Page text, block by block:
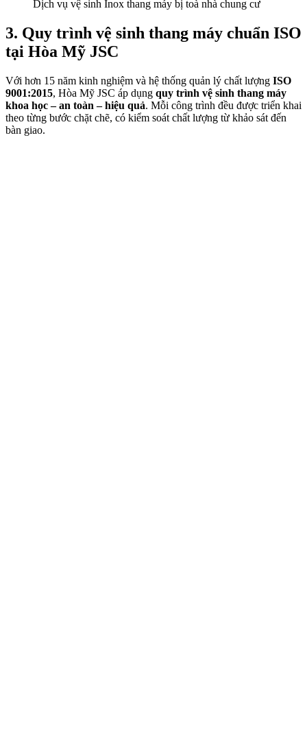
Dịch vụ vệ sinh Inox thang máy bị toà nhà chung cư
3. Quy trình vệ sinh thang máy chuẩn ISO
tại Hòa Mỹ JSC
Với hơn 15 năm kinh nghiệm và hệ thống quản lý chất lượng ISO
9001:2015, Hòa Mỹ JSC áp dụng quy trình vệ sinh thang máy
khoa học – an toàn – hiệu quả. Mỗi công trình đều được triển khai
theo từng bước chặt chẽ, có kiểm soát chất lượng từ khảo sát đến
bàn giao.